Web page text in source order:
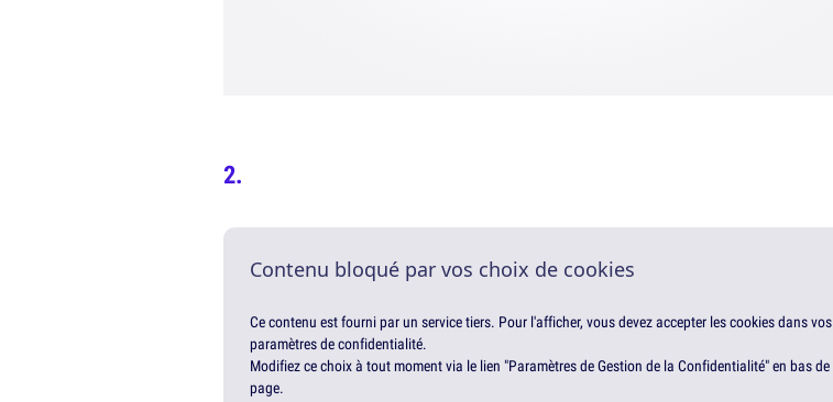
Contenu bloqué par vos choix de cookies
Ce contenu est fourni par un service tiers. Pour l'afficher, vous devez accepter les cookies dans vos
paramètres de confidentialité.
Modifiez ce choix à tout moment via le lien "Paramètres de Gestion de la Confidentialité" en bas de
page.